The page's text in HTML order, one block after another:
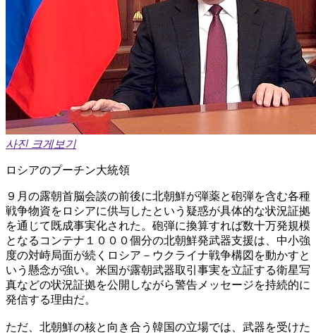
사진 크게보기
ロシアのプーチン大統領
９月の露朝首脳会談の前後に北朝鮮が弾薬と砲弾を含む各種
戦争物資をロシアに供与したという疑惑が具体的な状況証拠
を通じて既成事実化された。砲弾に換算すれば数十万発規模
となるコンテナ１０００個分の北朝鮮発武器支援は、中小強
度の対峙局面が続くロシア－ウクライナ戦争構図を動かすと
いう懸念が強い。米国が露朝武器取引事実を立証する衛星写
真などの状況証拠を公開しながら警告メッセージを持続的に
発信する理由だ。
ただ、北朝鮮の核と向き合う韓国の立場では、武器を受けた